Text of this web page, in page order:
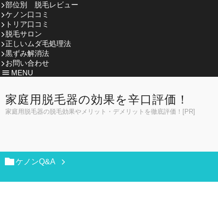
部位別 脱毛レビュー
ケノン口コミ
トリア口コミ
脱毛サロン
正しいムダ毛処理法
黒ずみ解消法
お問い合わせ
MENU
家庭用脱毛器の効果を辛口評価！
家庭用脱毛器の脱毛効果やメリット・デメリットを徹底評価！[PR]
ケノンQ&A